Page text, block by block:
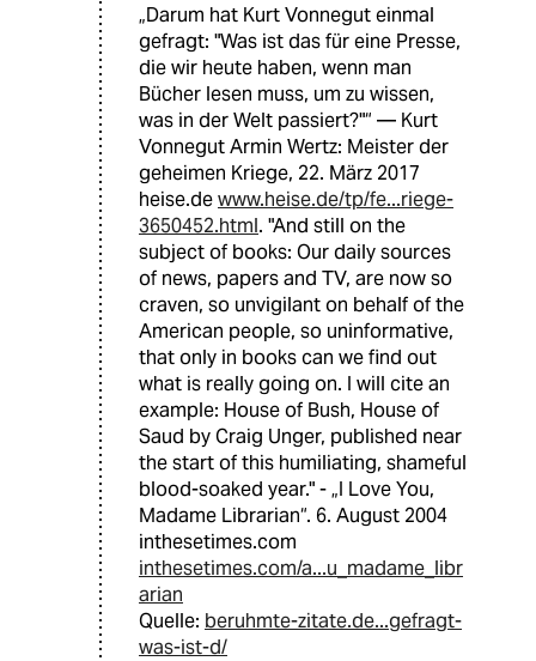
„Darum hat Kurt Vonnegut einmal
gefragt: "Was ist das für eine Presse,
die wir heute haben, wenn man
Bücher lesen muss, um zu wissen,
was in der Welt passiert?"“ — Kurt
Vonnegut Armin Wertz: Meister der
geheimen Kriege, 22. März 2017
heise.dewww.heise.de/tp/fe...riege-
3650452.html. "And still on the
subject of books: Our daily sources
of news, papers and TV, are now so
craven, so unvigilant on behalf of the
American people, so uninformative,
that only in books can we find out
what is really going on. I will cite an
example: House of Bush, House of
Saud by Craig Unger, published near
the start of this humiliating, shameful
blood-soaked year." - „I Love You,
Madame Librarian“. 6. August 2004
inthesetimes.com
inthesetimes.com/a...u_madame_libr
arian
Quelle: beruhmte-zitate.de...gefragt-
was-ist-d/